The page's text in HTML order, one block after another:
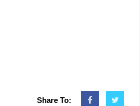
Share To: